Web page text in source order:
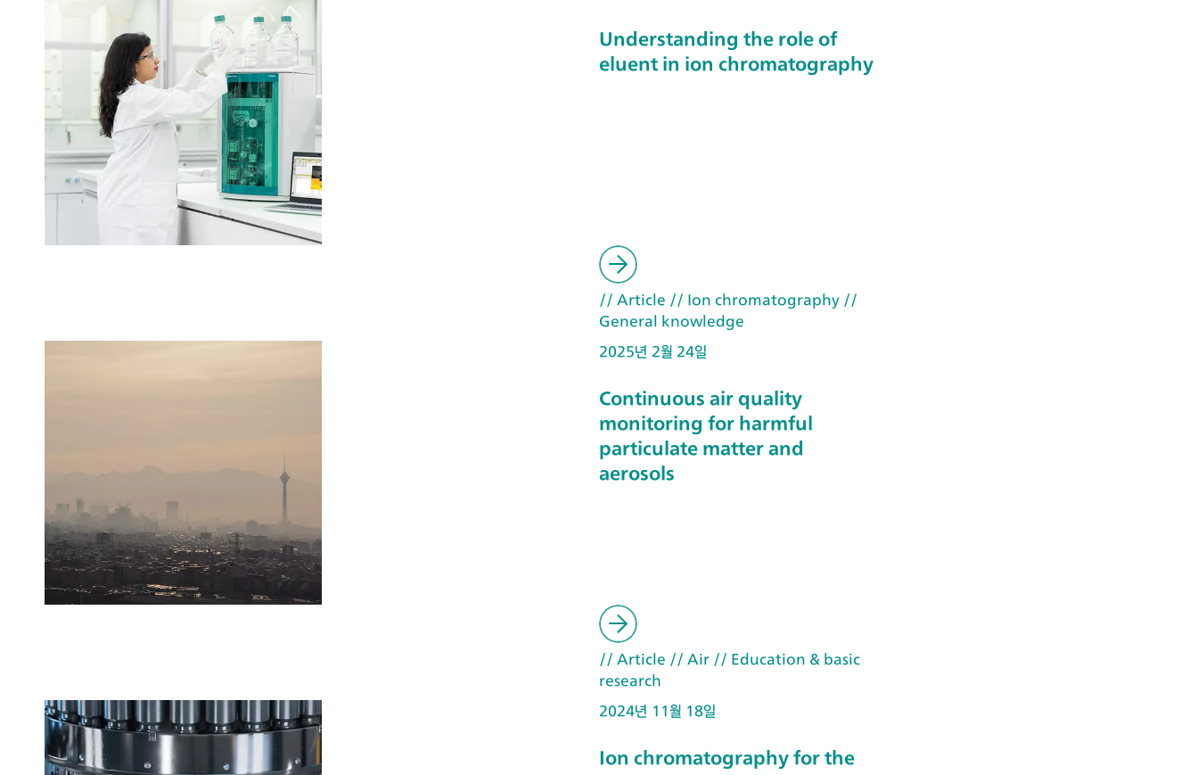
Understanding the role of
eluent in ion chromatography
// Article // Ion chromatography //
General knowledge
2025년 2월 24일
Continuous air quality
monitoring for harmful
particulate matter and
aerosols
// Article // Air // Education & basic
research
2024년 11월 18일
Ion chromatography for the